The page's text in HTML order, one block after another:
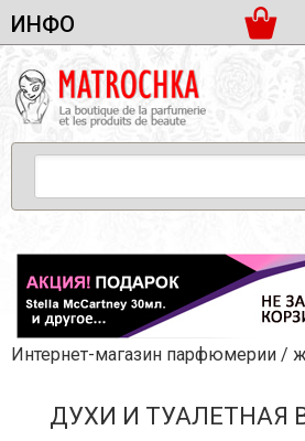
ИНФО
ДОСТАВКА И
ЖЕНСКАЯ
МУЖСКАЯ
УНИСЕКС
ЖЕНСКИЕ
МУЖСКИЕ
УНИСЕКС
УХОД ЗА
УХОД ЗА
ДЕКОРАТИВНАЯ
Интернет-магазин парфюмерии /
ДУХИ И ТУАЛЕТНАЯ